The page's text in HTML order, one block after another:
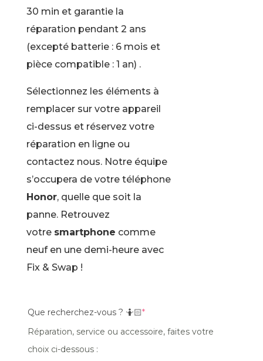
30 min et garantie la
réparation pendant 2 ans
(excepté batterie : 6 mois et
pièce compatible : 1 an) .
Sélectionnez les éléments à
remplacer sur votre appareil
ci-dessus et réservez votre
réparation en ligne ou
contactez nous. Notre équipe
s’occupera de votre téléphone
Honor, quelle que soit la
panne. Retrouvez
votre smartphone comme
neuf en une demi-heure avec
Fix & Swap !
Que recherchez-vous ? 🤷🏻*
Réparation, service ou accessoire, faites votre
choix ci-dessous :